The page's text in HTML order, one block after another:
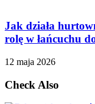
Jak działa
rolę w łańcuchu
12 maja 2026
Check Also